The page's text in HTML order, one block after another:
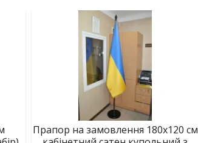
Прапор на замовлення 180х120 см